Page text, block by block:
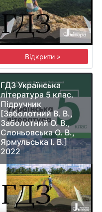
Відкрити »
ГДЗ Українська
література 5 клас.
Підручник
[Заболотний В. В.,
Заболотний О. В.,
Слоньовська О. В.,
Ярмульська І. В.]
2022